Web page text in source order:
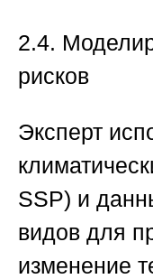
2.4.
рисков
Эксперт
SSP) и
видов для
изменение